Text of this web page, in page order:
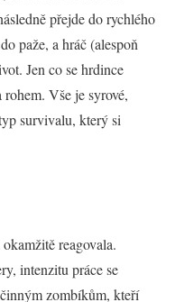
přejde do rychlého
paže, a hráč (alespoň
Jen co se hrdince
Vše je syrové,
survivalu, který si
reagovala.
intenzitu práce se
zombíkům, kteří